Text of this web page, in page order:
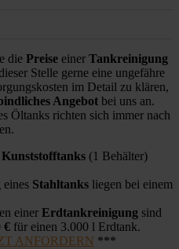
die Preise einer Tankreinigung
Stelle gerne eine ungefähre
im Detail zu klären,
Angebot bei uns an.
Öltanks richten sich immer nach
Kunststofftanks (1 Behälter)
Stahltanks liegen bei einem
einer Erdtankreinigung sind
€ für einen 3.000 l Erdtank.
ANFORDERN ***